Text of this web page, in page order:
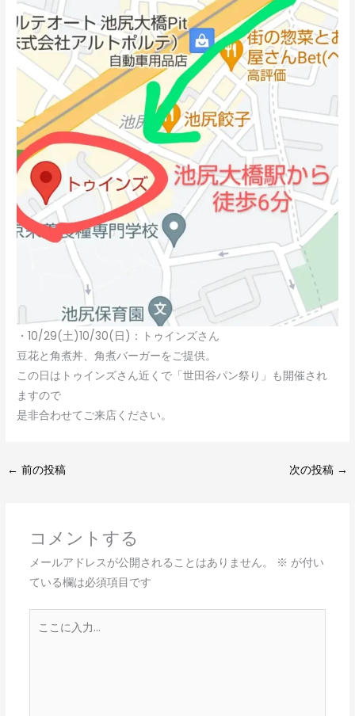
・10/29(土)10/30(日)：トゥインズさん
豆花と角煮丼、角煮バーガーをご提供。
この日はトゥインズさん近くで「世田谷パン祭り」も開催され
ますので
是非合わせてご来店ください。
← 前の投稿 次の投稿 →
コメントする
メールアドレスが公開されることはありません。 ※ が付い
ている欄は必須項目です